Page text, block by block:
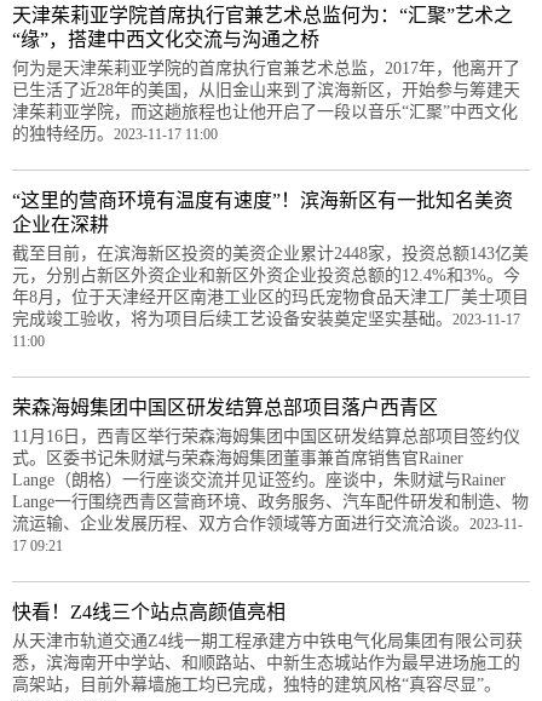
天津茱莉亚学院首席执行官兼艺术总监何为：“汇聚”艺术之
“缘”，搭建中西文化交流与沟通之桥
何为是天津茱莉亚学院的首席执行官兼艺术总监，2017年，他离开了
已生活了近28年的美国，从旧金山来到了滨海新区，开始参与筹建天
津茱莉亚学院，而这趟旅程也让他开启了一段以音乐“汇聚”中西文化
的独特经历。 2023-11-17 11:00
“这里的营商环境有温度有速度”！滨海新区有一批知名美资
企业在深耕
截至目前，在滨海新区投资的美资企业累计2448家，投资总额143亿美
元，分别占新区外资企业和新区外资企业投资总额的12.4%和3%。今
年8月，位于天津经开区南港工业区的玛氏宠物食品天津工厂美士项目
完成竣工验收，将为项目后续工艺设备安装奠定坚实基础。 2023-11-17
11:00
荣森海姆集团中国区研发结算总部项目落户西青区
11月16日，西青区举行荣森海姆集团中国区研发结算总部项目签约仪
式。区委书记朱财斌与荣森海姆集团董事兼首席销售官Rainer
Lange（朗格）一行座谈交流并见证签约。座谈中，朱财斌与Rainer
Lange一行围绕西青区营商环境、政务服务、汽车配件研发和制造、物
流运输、企业发展历程、双方合作领域等方面进行交流洽谈。 2023-11-
17 09:21
快看！Z4线三个站点高颜值亮相
从天津市轨道交通Z4线一期工程承建方中铁电气化局集团有限公司获
悉，滨海南开中学站、和顺路站、中新生态城站作为最早进场施工的
高架站，目前外幕墙施工均已完成，独特的建筑风格“真容尽显”。